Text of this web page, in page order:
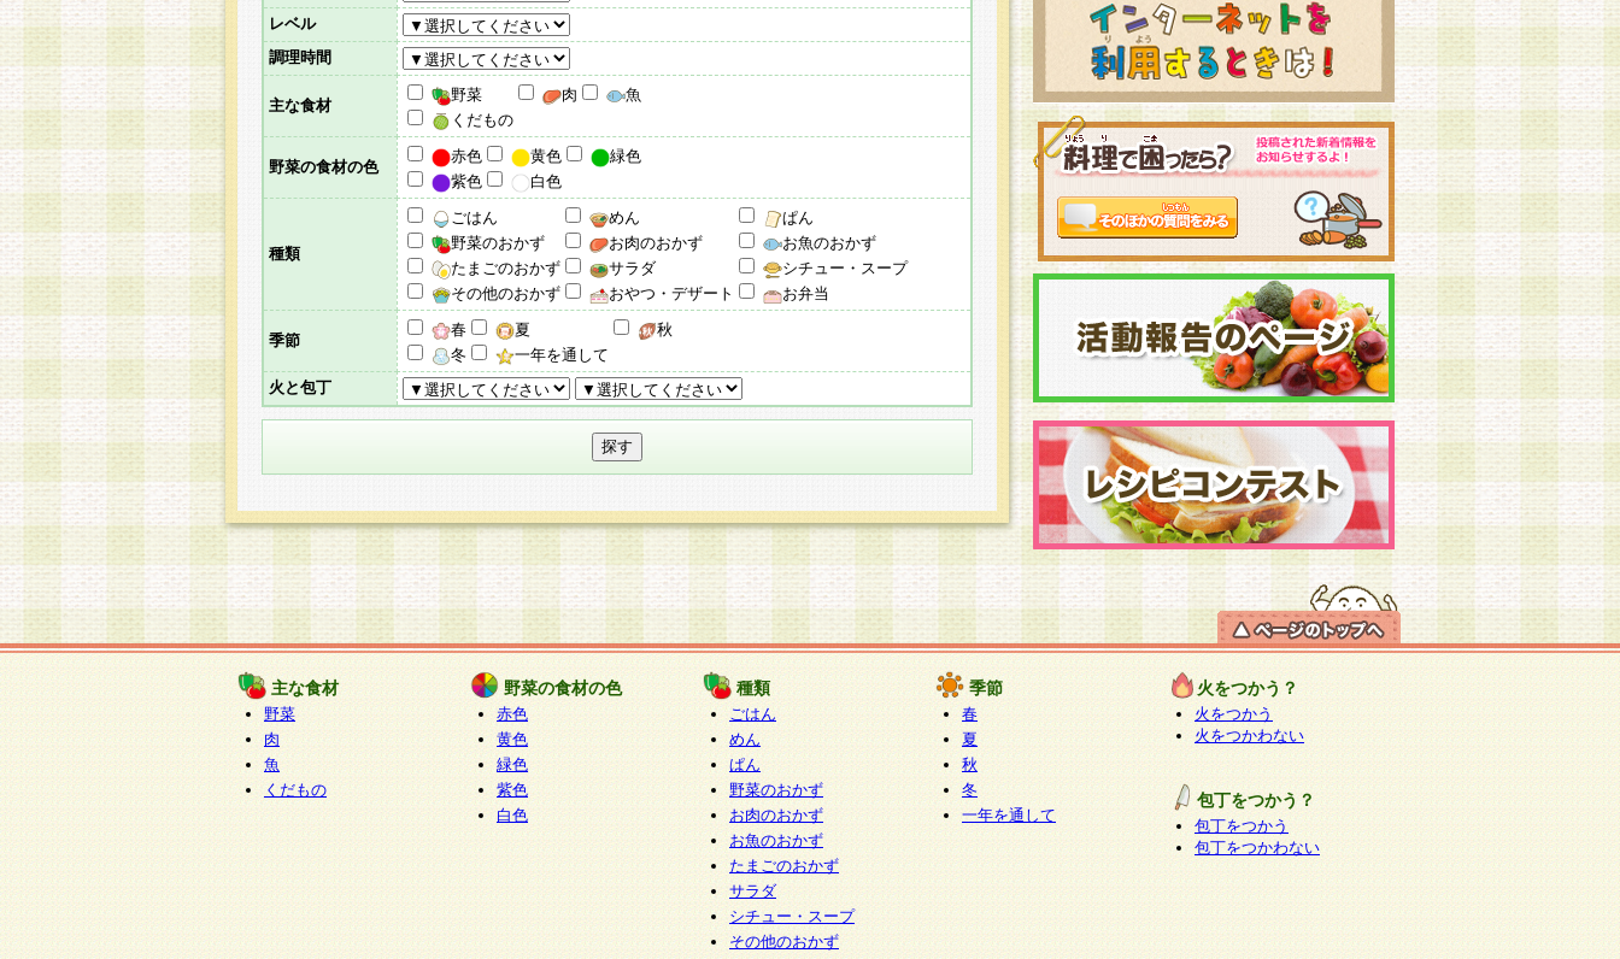
レベル
調理時間
主な食材
野菜 肉
魚
くだもの
野菜の食材の色
赤色 黄色
緑色
紫色
白色
種類
ごはん めん
ぱん
野菜のおかず
お肉のおかず
お魚のおかず
たまごのおかず
サラダ
シチュー・スープ
その他のおかず
おやつ・デザート お弁当
季節
春 夏
秋
冬
一年を通して
火と包丁
主な食材
野菜
肉
魚
くだもの
野菜の食材の色
赤色
黄色
緑色
紫色
白色
種類
ごはん
めん
ぱん
野菜のおかず
お肉のおかず
お魚のおかず
たまごのおかず
サラダ
シチュー・スープ
その他のおかず
季節
春
夏
秋
冬
一年を通して
火をつかう？
火をつかう
火をつかわない
包丁をつかう？
包丁をつかう
包丁をつかわない